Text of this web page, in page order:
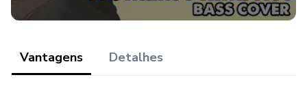
Vantagens Detalhes